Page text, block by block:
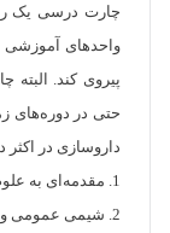
چارت درسی یک
واحدهای آموزشی
پیروی کند.
حتی در دوره‌های
داروسازی در
1. مقدمه‌ای به علوم پزشکی و داروسازی
2. شیمی عمومی و شیمی تجزیه و تحلیل